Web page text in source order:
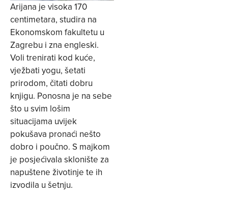
Arijana je visoka 170
centimetara, studira na
Ekonomskom fakultetu u
Zagrebu i zna engleski.
Voli trenirati kod kuće,
vježbati yogu, šetati
prirodom, čitati dobru
knjigu. Ponosna je na sebe
što u svim lošim
situacijama uvijek
pokušava pronaći nešto
dobro i poučno. S majkom
je posjećivala sklonište za
napuštene životinje te ih
izvodila u šetnju.